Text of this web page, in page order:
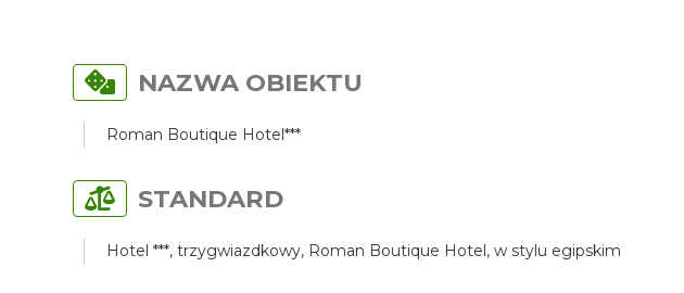
NAZWA OBIEKTU
Roman Boutique Hotel***
STANDARD
Hotel ***, trzygwiazdkowy, Roman Boutique Hotel, w stylu egipskim